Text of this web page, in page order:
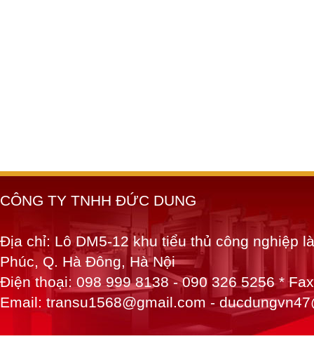
CÔNG TY TNHH ĐỨC DUNG
Địa chỉ: Lô DM5-12 khu tiểu thủ công nghiệp
Phúc, Q. Hà Đông, Hà Nội
Điện thoại: 098 999 8138 - 090 326 5256 *
Email: transu1568@gmail.com -